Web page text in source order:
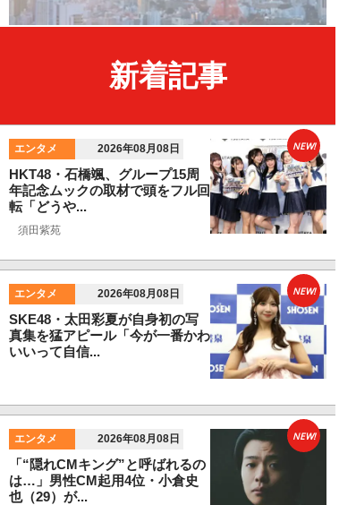
新着記事
エンタメ 2026年08月08日
HKT48・石橋颯、グループ15周
年記念ムックの取材で頭をフル回
転「どうや...
須田紫苑
NEW!
エンタメ 2026年08月08日
SKE48・太田彩夏が自身初の写
真集を猛アピール「今が一番かわ
いいって自信...
NEW!
エンタメ 2026年08月08日
「“隠れCMキング”と呼ばれるの
は…」男性CM起用4位・小倉史
也（29）が...
NEW!